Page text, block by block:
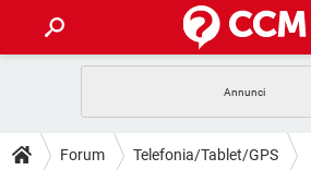
INTRATTENIMENTO ANDROID
GUIDE
Forum Telefonia/Tablet/GPS